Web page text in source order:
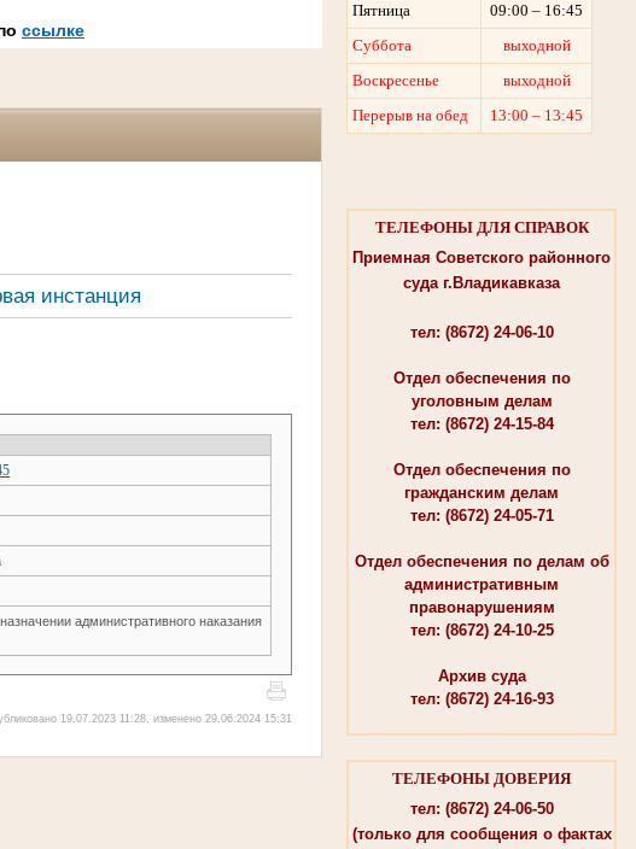
Пятница
09:00 – 16:45
Суббота
выходной
Воскресенье
выходной
Перерыв на обед
13:00 – 13:45
ТЕЛЕФОНЫ ДЛЯ СПРАВОК
Приемная Советского районного
суда г.Владикавказа
тел: (8672) 24-06-10
Отдел обеспечения по
уголовным делам
тел: (8672) 24-15-84
Отдел обеспечения по
гражданским делам
тел: (8672) 24-05-71
Отдел обеспечения по делам об
административным
правонарушениям
тел: (8672) 24-10-25
Архив суда
тел: (8672) 24-16-93
ТЕЛЕФОНЫ ДОВЕРИЯ
тел: (8672) 24-06-50
(только для сообщения о фактах
ссылке
инстанция
административного наказания
19.07.2023 11:28, изменено 29.06.2024 15:31